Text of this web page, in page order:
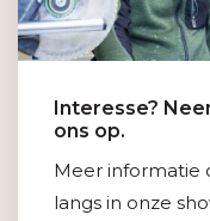
Interesse?
ons op.
Meer informatie
langs in onze